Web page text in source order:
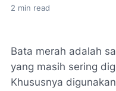
2 min read
Bata merah adalah
yang masih sering
Khususnya